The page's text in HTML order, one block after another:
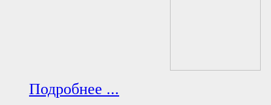
Подробнее ...